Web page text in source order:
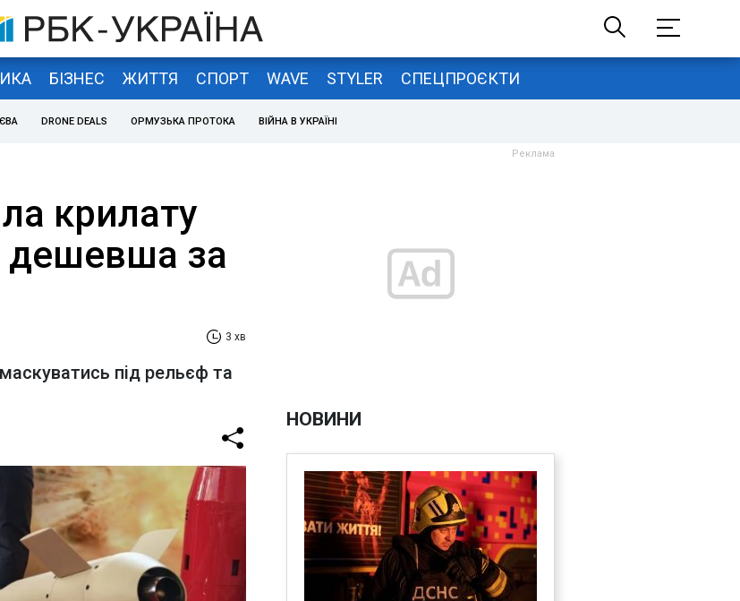
БІЗНЕС ЖИТТЯ СПОРТ WAVE STYLER СПЕЦПРОЄКТИ
DRONE DEALS ОРМУЗЬКА ПРОТОКА ВІЙНА В УКРАЇНІ
крилату
дешевша за
3 хв
під рельєф та
НОВИНИ